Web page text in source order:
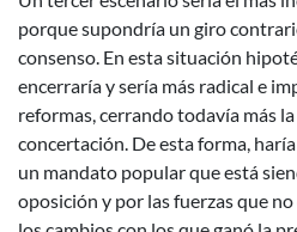
porque supondría un giro
consenso. En esta situación
encerraría y sería más radical e
reformas, cerrando todavía más
concertación. De esta forma,
un mandato popular que está
oposición y por las fuerzas que